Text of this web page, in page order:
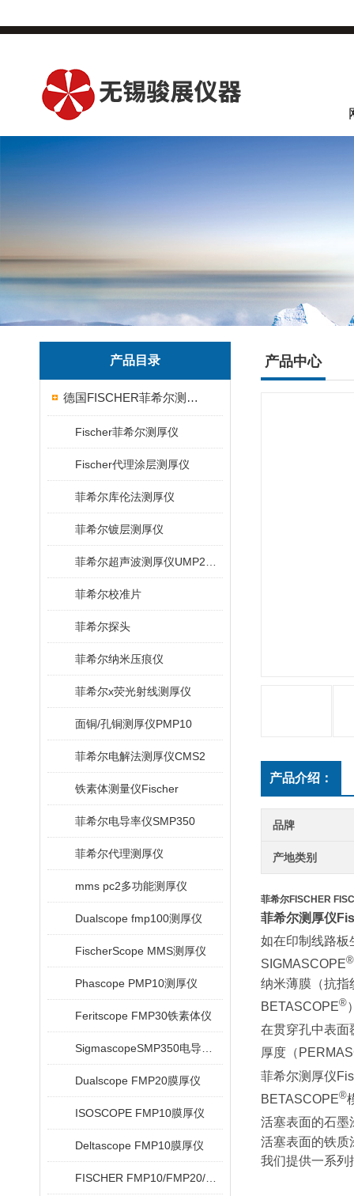
产品目录
德国FISCHER菲希尔测厚仪
Fischer菲希尔测厚仪
Fischer代理涂层测厚仪
菲希尔库伦法测厚仪
菲希尔镀层测厚仪
菲希尔校准片
菲希尔探头
菲希尔纳米压痕仪
菲希尔x荧光射线测厚仪
面铜/孔铜测厚仪PMP10
菲希尔电解法测厚仪CMS2
铁素体测量仪Fischer
菲希尔电导率仪SMP350
菲希尔代理测厚仪
mms pc2多功能测厚仪
Dualscope fmp100测厚仪
FischerScope MMS测厚仪
Phascope PMP10测厚仪
Feritscope FMP30铁素体仪
Dualscope FMP20膜厚仪
ISOSCOPE FMP10膜厚仪
Deltascope FMP10膜厚仪
产品中心
产品介绍：
品牌
产地类别
菲希尔FISCHER
菲希尔测厚仪
如在印制线路板
SIGMASCOPE®
纳米薄膜（抗指
BETASCOPE®
在贯穿孔中表面
厚度（
菲希尔测厚仪
BETASCOPE®
活塞表面的石墨
活塞表面的铁质
我们提供一系列